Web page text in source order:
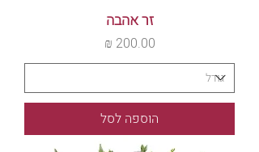
זר אהבה
מחיר
הוספה לסל